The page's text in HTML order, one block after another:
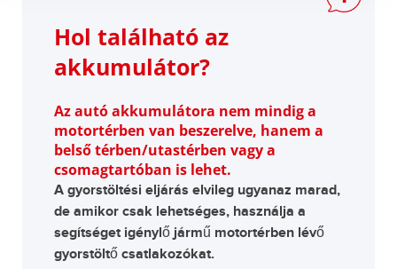
Hol található az
akkumulátor?
Az autó akkumulátora nem mindig a
motortérben van beszerelve, hanem a
belső térben/utastérben vagy a
csomagtartóban is lehet.
A gyorstöltési eljárás elvileg ugyanaz marad,
de amikor csak lehetséges, használja a
segítséget igénylő jármű motortérben lévő
gyorstöltő csatlakozókat.